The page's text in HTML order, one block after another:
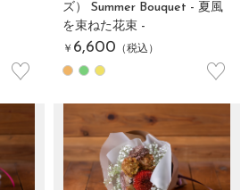
♡
ズ） Summer Bouquet - 夏風
を束ねた花束 -
￥ 6,600 （税込）
♡